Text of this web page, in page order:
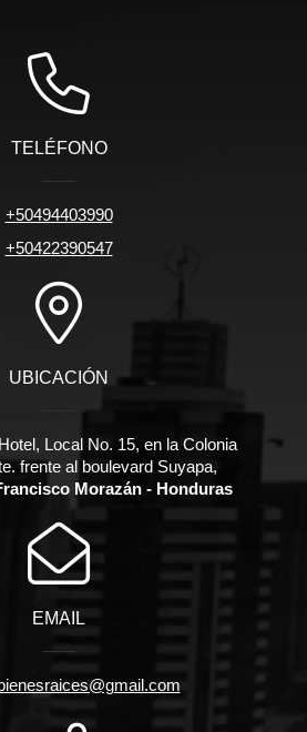
TELÉFONO
+50494403990
+50422390547
UBICACIÓN
Local No. 15, en la Colonia
frente al boulevard Suyapa,
Morazán - Honduras
EMAIL